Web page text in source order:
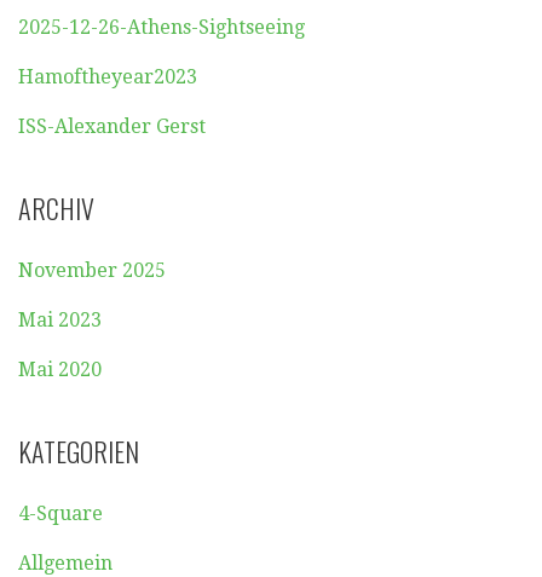
2025-12-26-Athens-Sightseeing
Hamoftheyear2023
ISS-Alexander Gerst
ARCHIV
November 2025
Mai 2023
Mai 2020
KATEGORIEN
4-Square
Allgemein